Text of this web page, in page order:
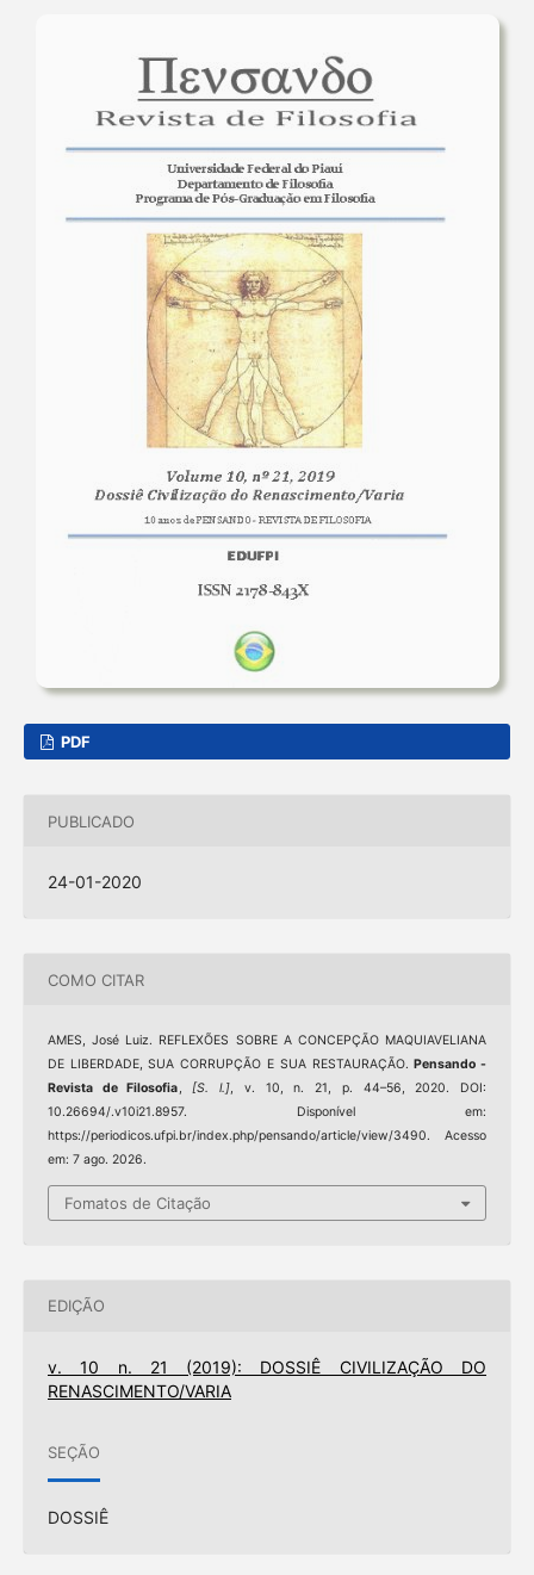
PDF
PUBLICADO
24-01-2020
COMO CITAR
AMES, José Luiz. REFLEXÕES SOBRE A CONCEPÇÃO MAQUIAVELIANA
DE LIBERDADE, SUA CORRUPÇÃO E SUA RESTAURAÇÃO.Pensando -
Revista de Filosofia,[S. l.], v. 10, n. 21, p. 44–56, 2020. DOI:
10.26694/.v10i21.8957. Disponível em:
https://periodicos.ufpi.br/index.php/pensando/article/view/3490. Acesso
em: 7 ago. 2026.
Fomatos de Citação
EDIÇÃO
v. 10 n. 21 (2019): DOSSIÊ CIVILIZAÇÃO DO
RENASCIMENTO/VARIA
SEÇÃO
DOSSIÊ